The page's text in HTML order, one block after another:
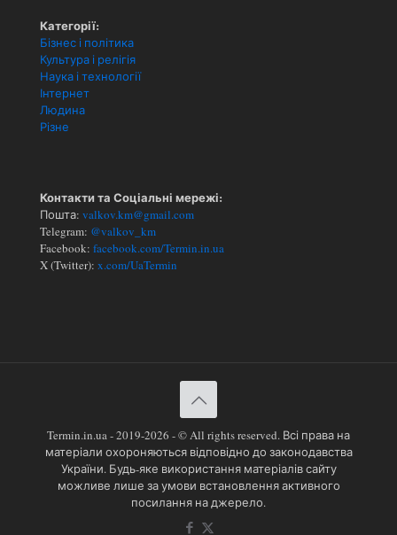
Категорії:
Бізнес і політика
Культура і релігія
Наука і технології
Інтернет
Людина
Різне
Контакти та Соціальні мережі:
Пошта: valkov.km@gmail.com
Telegram: @valkov_km
Facebook: facebook.com/Termin.in.ua
X (Twitter): x.com/UaTermin
Termin.in.ua - 2019-2026 - © All rights reserved. Всі права на
матеріали охороняються відповідно до законодавства
України. Будь-яке використання матеріалів сайту
можливе лише за умови встановлення активного
посилання на джерело.